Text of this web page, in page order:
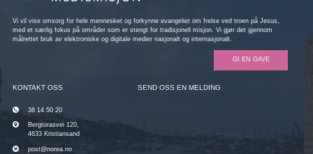
Vi vil vise omsorg for hele mennesket og forkynne evangeliet om frelse ved troen på Jesus,
med et særlig fokus på områder som er stengt for tradisjonell misjon. Vi gjør det gjennom
målrettet bruk av elektroniske og digitale medier nasjonalt og internasjonalt.
GI EN GAVE
KONTAKT OSS
38 14 50 20
Bergtorasvei 120,
4633 Kristiansand
post@norea.no
SEND OSS EN MELDING